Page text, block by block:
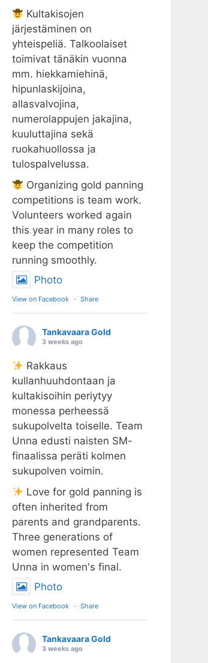
Kultakisojen
järjestäminen on
yhteispeliä. Talkoolaiset
toimivat tänäkin vuonna
mm. hiekkamiehinä,
hipunlaskijoina,
allasvalvojina,
numerolappujen jakajina,
kuuluttajina sekä
ruokahuollossa ja
tulospalvelussa.
Organizing gold panning
competitions is team work.
Volunteers worked again
this year in many roles to
keep the competition
running smoothly.
Photo
View on Facebook · Share
Tankavaara Gold
3 weeks ago
Rakkaus
kullanhuuhdontaan ja
kultakisoihin periytyy
monessa perheessä
sukupolvelta toiselle. Team
Unna edusti naisten SM-
finaalissa peräti kolmen
sukupolven voimin.
Love for gold panning is
often inherited from
parents and grandparents.
Three generations of
women represented Team
Unna in women's final.
Photo
View on Facebook · Share
Tankavaara Gold
3 weeks ago